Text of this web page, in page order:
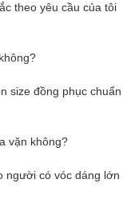
theo yêu cầu của tôi
size đồng phục chuẩn
vặn không?
người có vóc dáng lớn